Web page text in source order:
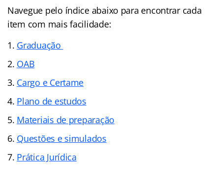
Navegue pelo índiceabaixo para encontrar cada
item com mais facilidade:
Graduação
OAB
Cargo e Certame
Plano de estudos
Materiais de preparação
Questões e simulados
Prática Jurídica